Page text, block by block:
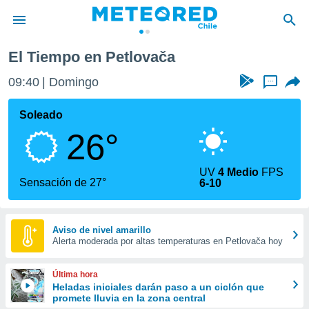
de
por
que se
calidad.
a este
las
y
forma
digital
basada
El Tiempo en Petlovača
09:40 Domingo ...
Soleado
26°
Sensación de 27°
UV4 Medio FPS
6-10
Aviso de nivel amarillo
Alerta moderada por altas temperaturas en Petlovača hoy
Última hora
Heladas iniciales darán paso a un ciclón que
promete lluvia en la zona central